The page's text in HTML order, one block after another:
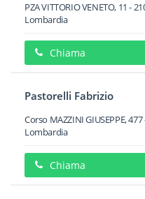
PZA VITTORIO VENETO, 11 -
Lombardia
Chiama
Pastorelli Fabrizio
Corso MAZZINI GIUSEPPE, 477
Lombardia
Chiama